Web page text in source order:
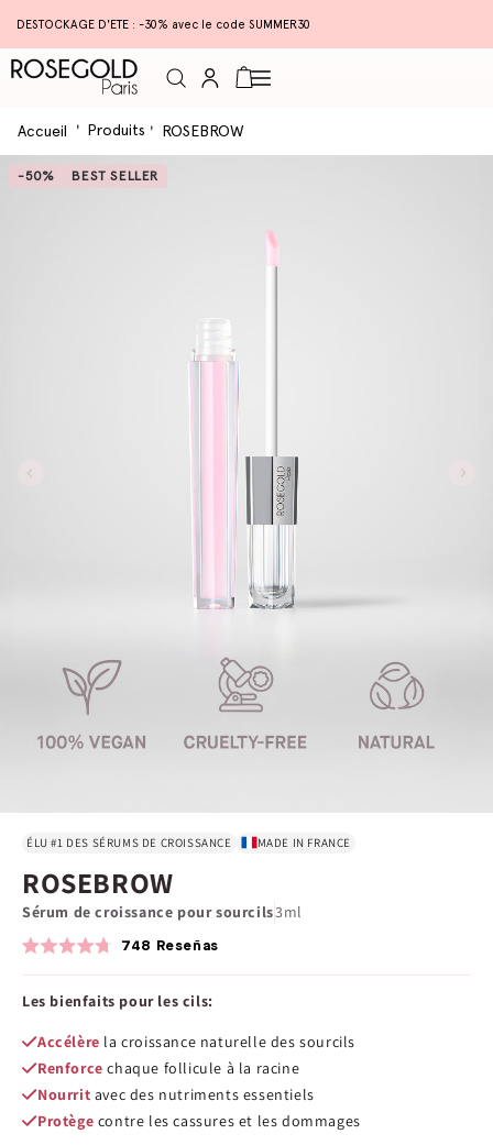
DESTOCKAGE D'ETE : -30% avec le code SUMMER30
ConnexionPanier
Accueil Produits ROSEBROW
-50% BEST SELLER
ÉLU #1 DES SÉRUMS DE CROISSANCE MADE IN FRANCE
ROSEBROW
Sérum de croissance pour sourcils3ml
4.7
de
5
748 Reseñas
Les bienfaits pour les cils:
Accélère la croissance naturelle des sourcils
Renforce chaque follicule à la racine
Nourrit avec des nutriments essentiels
Protège contre les cassures et les dommages